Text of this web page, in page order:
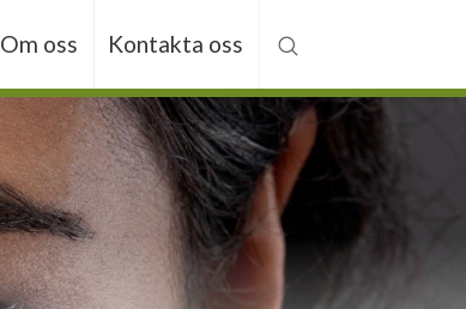
Om oss Kontakta oss